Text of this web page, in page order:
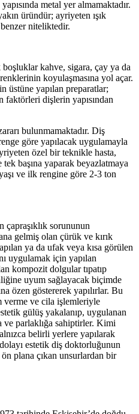
metal yer almamaktadır.
üründür; ayriyeten ışık
niteliktedir.
kahve, sigara, çay ya da
koyulaşmasına yol açar.
üstüne yapılan preparatlar;
faktörleri dişlerin yapısından
bulunmamaktadır. Diş
göre yapılacak uygulamayla
özel bir teknikle hasta,
başına yaparak beyazlatmaya
ve ilk rengine göre 2-3 ton
çapraşıklık sorununun
gelmiş olan çürük ve kırık
ya da ufak veya kısa görülen
uygulamak için yapılan
kompozit dolgular tıpatıp
uyum sağlayacak biçimde
özen göstererek yapılırlar. Bu
verme ve cila işlemleriyle
gülüş yakalanıp, uygulanan
ve parlaklığa sahiptirler. Kimi
belirli yerlere yapılarak
estetik diş doktorluğunun
plana çıkan unsurlardan bir